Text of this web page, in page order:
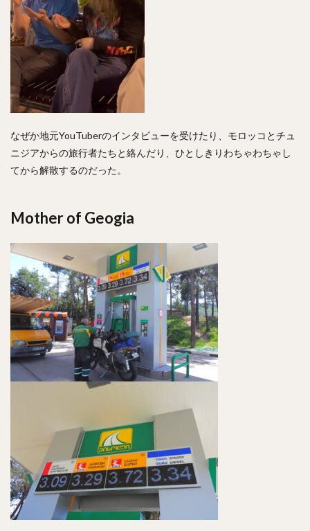
なぜか地元YouTuberのインタビューを受けたり、モロッコとチュ
ニジアからの旅行者たちと絡んだり、ひとしきりわちゃわちゃし
てから解散するのだった。
Mother of Geogia